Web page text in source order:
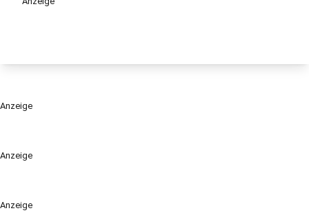
Anzeige
Anzeige
Anzeige